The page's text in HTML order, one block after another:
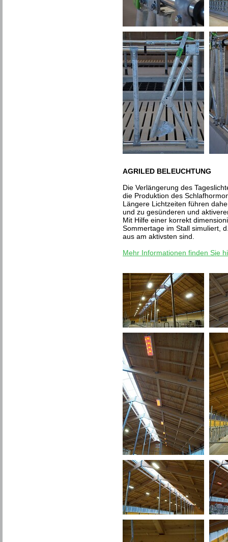
AGRILED BELEUCHTUNG
Die Verlängerung des
die Produktion des
Längere Lichtzeiten führen
und zu gesünderen und
Mit Hilfe einer korrekt
Sommertage im Stall simuliert,
aus am aktivsten sind.
Mehr Informationen finden Sie